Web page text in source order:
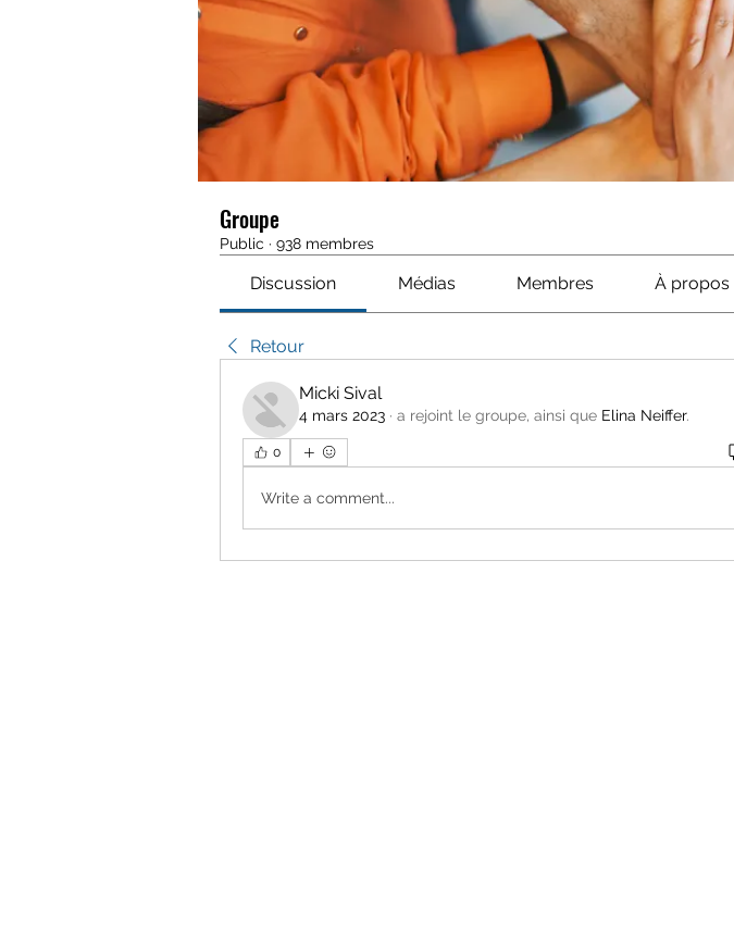
Groupe
Public · 938 membres
Discussion Médias Membres À propos
Retour
Micki Sival
4 mars 2023 · a rejoint le groupe, ainsi que Elina Neiffer.
0
Write a comment...